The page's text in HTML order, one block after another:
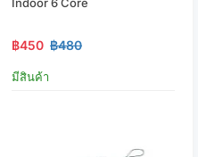
฿450 ฿480
มีสินค้า